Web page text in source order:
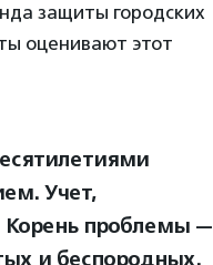
защиты городских
оценивают этот
Учет,
Корень проблемы —
и беспородных.